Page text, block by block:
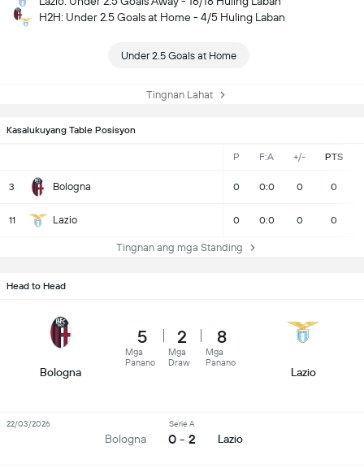
H2H: Under 2.5 Goals at Home - 4/5 Huling Laban
Under 2.5 Goals at Home
Tingnan Lahat
Kasalukuyang Table Posisyon
P F:A +/- PTS
3 Bologna 0 0:0 0 0
11 Lazio 0 0:0 0 0
Tingnan ang mga Standing
Head to Head
Bologna
5
Mga
Panano
2
Mga
Draw
8
Mga
Panano
Lazio
Bologna
Serie A
0 - 2 Lazio
22/03/2026